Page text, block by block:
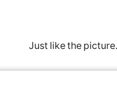
Just like the